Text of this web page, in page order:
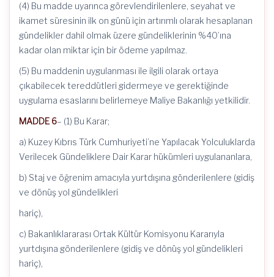
(4) Bu madde uyarınca görevlendirilenlere, seyahat ve
ikamet süresinin ilk on günü için artırımlı olarak hesaplanan
gündelikler dahil olmak üzere gündeliklerinin %40’ına
kadar olan miktar için bir ödeme yapılmaz.
(5) Bu maddenin uygulanması ile ilgili olarak ortaya
çıkabilecek tereddütleri gidermeye ve gerektiğinde
uygulama esaslarını belirlemeye Maliye Bakanlığı yetkilidir.
MADDE 6– (1) Bu Karar;
a) Kuzey Kıbrıs Türk Cumhuriyeti’ne Yapılacak Yolculuklarda
Verilecek Gündeliklere Dair Karar hükümleri uygulananlara,
b) Staj ve öğrenim amacıyla yurtdışına gönderilenlere (gidiş
ve dönüş yol gündelikleri
hariç),
c) Bakanlıklararası Ortak Kültür Komisyonu Kararıyla
yurtdışına gönderilenlere (gidiş ve dönüş yol gündelikleri
hariç),